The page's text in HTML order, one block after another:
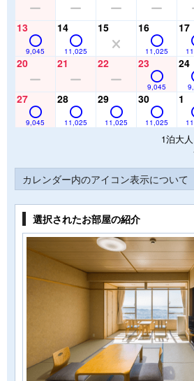
13
9,045
14
11,025
15 16
11,025
17
20 21 22 23
9,045
24
27
9,045
28
11,025
29
11,025
30
11,025
1
1泊大
カレンダー内のアイコン表示について
選択されたお部屋の紹介